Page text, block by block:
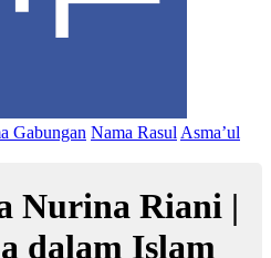
Gabungan Nama Rasul Asma’ul
Nurina Riani |
dalam Islam